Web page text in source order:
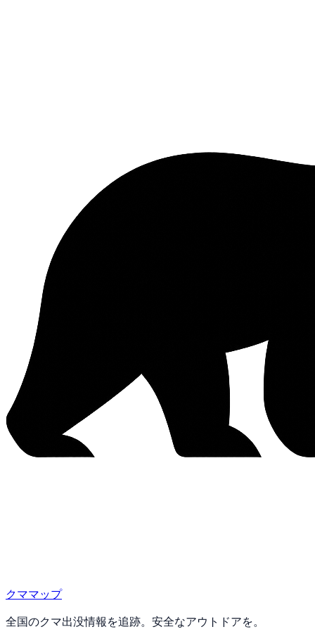
クママップ
全国のクマ出没情報を追跡。安全なアウトドアを。